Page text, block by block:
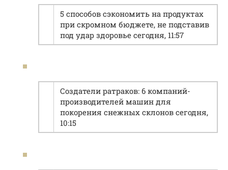
5 способов сэкономить на продуктах
при скромном бюджете, не подставив
под удар здоровье сегодня, 11:57
Создатели ратраков: 6 компаний-
производителей машин для
покорения снежных склонов сегодня,
10:15